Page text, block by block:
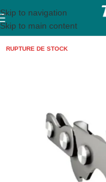
Skip to navigation
Skip to main content
RUPTURE DE STOCK